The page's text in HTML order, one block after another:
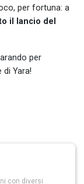
per fortuna: a
il lancio del
per
di Yara!
con diversi